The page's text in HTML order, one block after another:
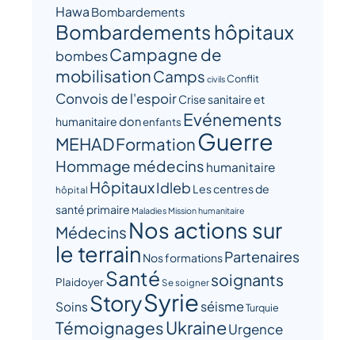
Hawa Bombardements
Bombardements hôpitaux
bombesCampagne de
mobilisationCamps civilsConflit
Convois de l'espoirCrise sanitaire et
humanitairedonenfants Evénements
MEHADFormationGuerre
Hommage médecins humanitaire
hôpital HôpitauxIdleb Les centres de
santé primaire Maladies Mission humanitaire
Médecins Nos actions sur
le terrain Nos formationsPartenaires
PlaidoyerSanté Se soigner soignants
Soins StorySyrieséismeTurquie
TémoignagesUkraineUrgence